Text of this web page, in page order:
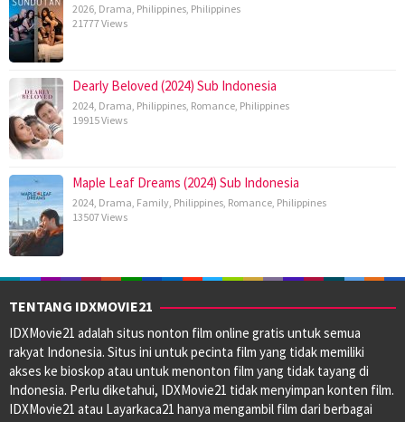
2026 Drama Philippines Philippines
21777 Views
Dearly Beloved (2024) Sub Indonesia
2024 Drama Philippines Romance Philippines
19915 Views
Maple Leaf Dreams (2024) Sub Indonesia
2024 Drama Family Philippines Romance Philippines
13507 Views
TENTANG IDXMOVIE21
IDXMovie21 adalah situs nonton film online gratis untuk semua
rakyat Indonesia. Situs ini untuk pecinta film yang tidak memiliki
akses ke bioskop atau untuk menonton film yang tidak tayang di
Indonesia. Perlu diketahui, IDXMovie21 tidak menyimpan konten film.
IDXMovie21 atau Layarkaca21 hanya mengambil film dari berbagai